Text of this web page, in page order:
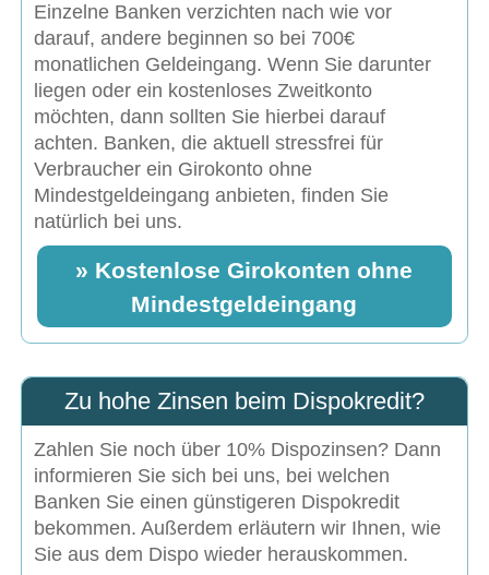
Einzelne Banken verzichten nach wie vor
darauf, andere beginnen so bei 700€
monatlichen Geldeingang. Wenn Sie darunter
liegen oder ein kostenloses Zweitkonto
möchten, dann sollten Sie hierbei darauf
achten. Banken, die aktuell stressfrei für
Verbraucher ein Girokonto ohne
Mindestgeldeingang anbieten, finden Sie
natürlich bei uns.
» Kostenlose Girokonten ohne
Mindestgeldeingang
Zu hohe Zinsen beim Dispokredit?
Zahlen Sie noch über 10% Dispozinsen? Dann
informieren Sie sich bei uns, bei welchen
Banken Sie einen günstigeren Dispokredit
bekommen. Außerdem erläutern wir Ihnen, wie
Sie aus dem Dispo wieder herauskommen.